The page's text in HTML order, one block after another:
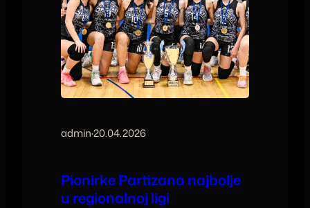
admin·20.04.2026
Pionirke Partizana najbolje
u regionalnoj ligi